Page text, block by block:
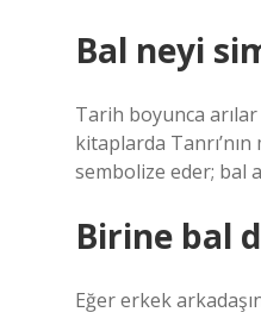
Bal neyi
Tarih boyunca
kitaplarda
sembolize eder; bal
Birine bal
Eğer erkek